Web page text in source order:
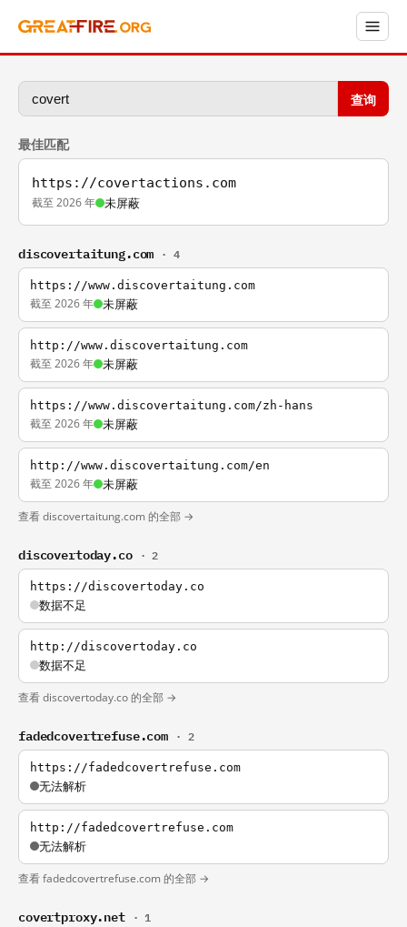
查询
最佳匹配
https://covertactions.com
截至 2026 年 未屏蔽
discovertaitung.com · 4
https://www.discovertaitung.com
截至 2026 年 未屏蔽
http://www.discovertaitung.com
截至 2026 年 未屏蔽
https://www.discovertaitung.com/zh-hans
截至 2026 年 未屏蔽
http://www.discovertaitung.com/en
截至 2026 年 未屏蔽
查看 discovertaitung.com 的全部 →
discovertoday.co · 2
https://discovertoday.co
数据不足
http://discovertoday.co
数据不足
查看 discovertoday.co 的全部 →
fadedcovertrefuse.com · 2
https://fadedcovertrefuse.com
无法解析
http://fadedcovertrefuse.com
无法解析
查看 fadedcovertrefuse.com 的全部 →
covertproxy.net · 1